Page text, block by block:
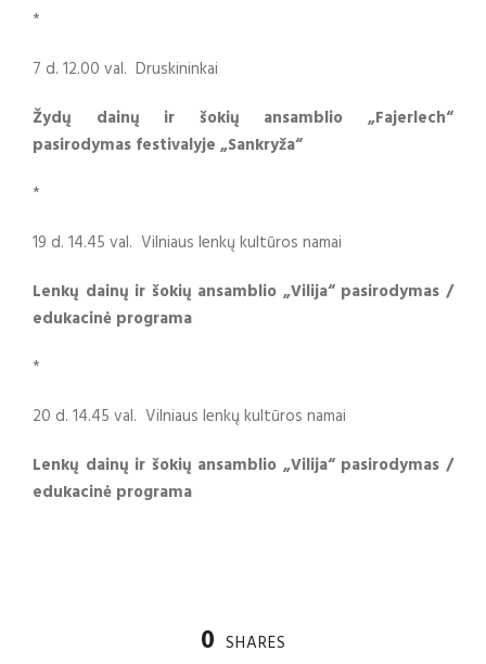
*
7 d. 12.00 val. Druskininkai
Žydų dainų ir šokių ansamblio „Fajerlech“
pasirodymas festivalyje „Sankryža“
*
19 d. 14.45 val. Vilniaus lenkų kultūros namai
Lenkų dainų ir šokių ansamblio „Vilija“ pasirodymas /
edukacinė programa
*
20 d. 14.45 val. Vilniaus lenkų kultūros namai
Lenkų dainų ir šokių ansamblio „Vilija“ pasirodymas /
edukacinė programa
0 SHARES